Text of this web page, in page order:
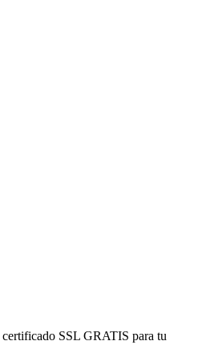
SSL GRATIS para tu